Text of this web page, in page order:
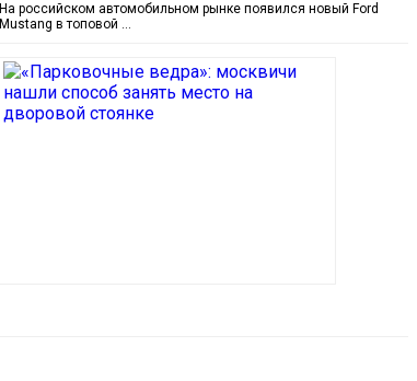
На российском автомобильном рынке появился новый Ford
Mustang в топовой …